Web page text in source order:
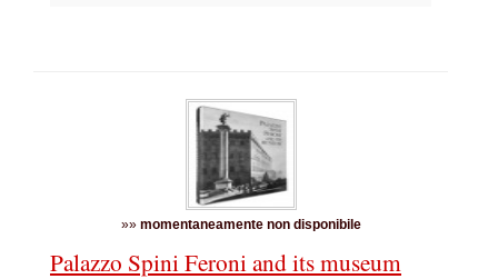
»» momentaneamente non disponibile
Palazzo Spini Feroni and its museum